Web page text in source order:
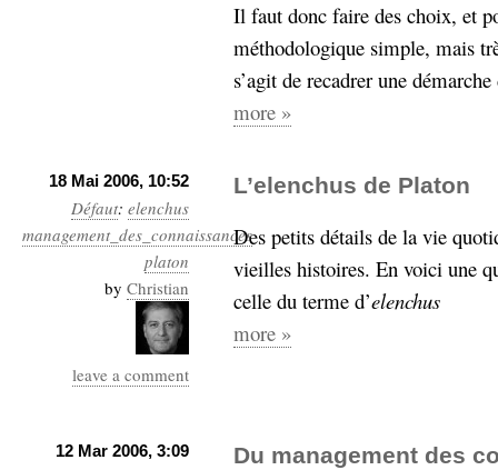
Il faut donc faire des choix, et
méthodologique simple, mais
s’agit de recadrer une
more »
18 Mai 2006, 10:52
Défaut: elenchus
management_des_connaissances
platon
by Christian
leave a comment
L’elenchus de Platon
Des petits détails de la vie
vieilles histoires. En voici une
celle du terme d’elenchus
more »
12 Mar 2006, 3:09
Du management des
mémoire ontologie
participation
Probabilité
programmation projet
REST
Social-Network
stiegler
système_d'information